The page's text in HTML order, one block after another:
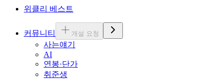
위클리 베스트
커뮤니티 개설 요청
사는얘기
AI
연봉·단가
취준생